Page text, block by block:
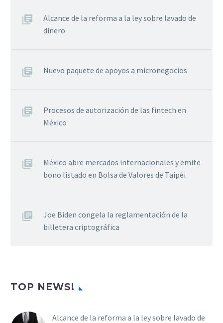
Alcance de la reforma a la ley sobre lavado de
dinero
Nuevo paquete de apoyos a micronegocios
Procesos de autorización de las fintech en
México
México abre mercados internacionales y emite
bono listado en Bolsa de Valores de Taipéi
Joe Biden congela la reglamentación de la
billetera criptográfica
TOP NEWS!
Alcance de la reforma a la ley sobre lavado de